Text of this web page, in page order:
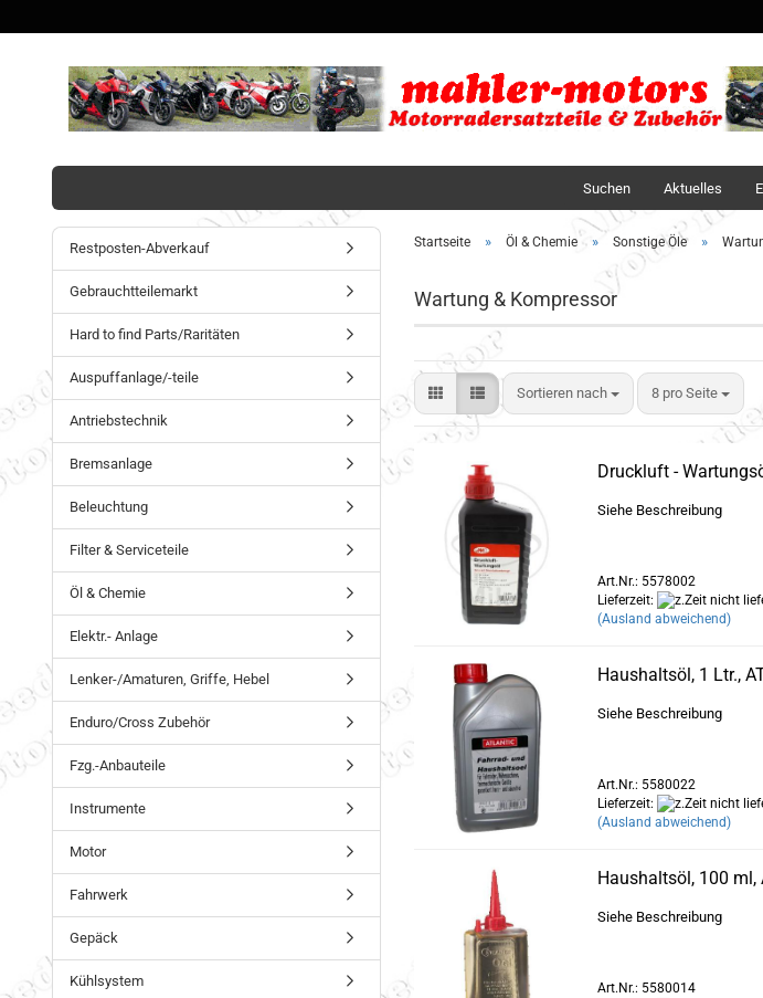
Suchen Aktuelles
Startseite » Öl & Chemie » Sonstige Öle »
Wartung & Kompressor
Sortieren nach 8 pro Seite
Druckluft -
Siehe Beschreibung
Art.Nr.: 5578002
Lieferzeit:
(Ausland abweichend)
Haushaltsöl, 1 Ltr.,
Siehe Beschreibung
Art.Nr.: 5580022
Lieferzeit:
(Ausland abweichend)
Haushaltsöl, 100 ml,
Siehe Beschreibung
Art.Nr.: 5580014
Restposten-Abverkauf
Gebrauchtteilemarkt
Hard to find Parts/Raritäten
Auspuffanlage/-teile
Antriebstechnik
Bremsanlage
Beleuchtung
Filter & Serviceteile
Öl & Chemie
Elektr.- Anlage
Lenker-/Amaturen, Griffe, Hebel
Enduro/Cross Zubehör
Fzg.-Anbauteile
Instrumente
Motor
Fahrwerk
Gepäck
Kühlsystem